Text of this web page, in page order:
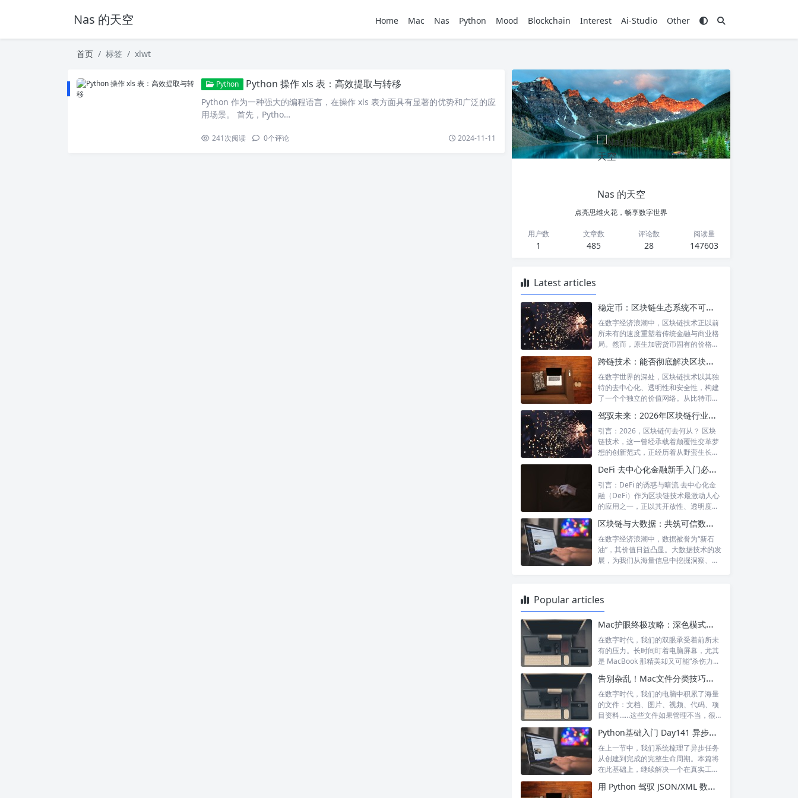
Nas 的天空 Home Mac Nas Python Mood Blockchain Interest Ai-Studio Other
首页 标签 xlwt
Python Python 操作 xls 表：高效提取与转移
Python 作为一种强大的编程语言，在操作 xls 表方面具有显著的优势和广泛的应
用场景。 首先，Pytho…
241次阅读 0个评论 2024-11-11
Nas 的天空
点亮思维火花，畅享数字世界
用户数
1
文章数
485
评论数
28
阅读量
147603
Latest articles
稳定币：区块链生态系统不可或缺的基石与核心驱动力
在数字经济浪潮中，区块链技术正以前
所未有的速度重塑着传统金融与商业格
局。然而，原生加密货币固有的价格剧
跨链技术：能否彻底解决区块链间的互通困境？深度解析与未来展望
在数字世界的深处，区块链技术以其独
特的去中心化、透明性和安全性，构建
了一个个独立的价值网络。从比特币的
驾驭未来：2026年区块链行业政策环境、机遇与风险前瞻
引言：2026，区块链何去何从？ 区块
链技术，这一曾经承载着颠覆性变革梦
想的创新范式，正经历着从野蛮生长到
DeFi 去中心化金融新手入门必避的七大“深坑”
引言：DeFi 的诱惑与暗流 去中心化金
融（DeFi）作为区块链技术最激动人心
的应用之一，正以其开放性、透明度...
区块链与大数据：共筑可信数据共享流通的未来
在数字经济浪潮中，数据被誉为“新石
油”，其价值日益凸显。大数据技术的发
展，为我们从海量信息中挖掘洞察、驱
Popular articles
Mac护眼终极攻略：深色模式与多重技巧，打造舒适健康的数字生活
在数字时代，我们的双眼承受着前所未
有的压力。长时间盯着电脑屏幕，尤其
是 MacBook 那精美却又可能“杀伤力...
告别杂乱！Mac文件分类技巧：从入门到精通的标签使用指南
在数字时代，我们的电脑中积累了海量
的文件：文档、图片、视频、代码、项
目资料……这些文件如果管理不当，很
Python基础入门 Day141 异步系统中的优先级调度与资源分配：让重要任务先完成
在上一节中，我们系统梳理了异步任务
从创建到完成的完整生命周期。本篇将
在此基础上，继续解决一个在真实工程
用 Python 驾驭 JSON/XML 数据：高效解析与灵活转换的实践指南